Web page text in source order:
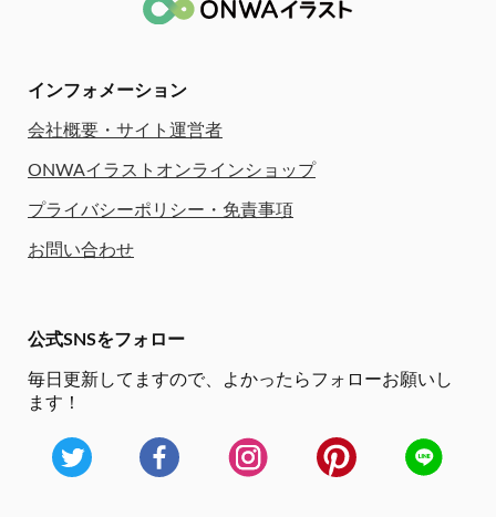
インフォメーション
会社概要・サイト運営者
ONWAイラストオンラインショップ
プライバシーポリシー・免責事項
お問い合わせ
公式SNSをフォロー
毎日更新してますので、
よかったらフォローお願いし
ます！